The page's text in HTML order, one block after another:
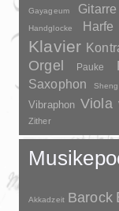
Gayageum
Gitarre
Handglocke
Harfe
Klavier
Orgel Pauke
Saxophon Sheng
Vibraphon Viola
Zither
Akkadzeit Barock